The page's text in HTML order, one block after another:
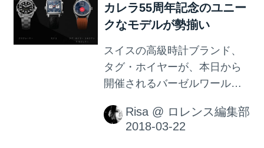
カレラ55周年記念のユニー
クなモデルが勢揃い
スイスの高級時計ブランド、
タグ・ホイヤーが、本日から
開催されるバーゼルワールド
した。Risa @ ロレンス編集部